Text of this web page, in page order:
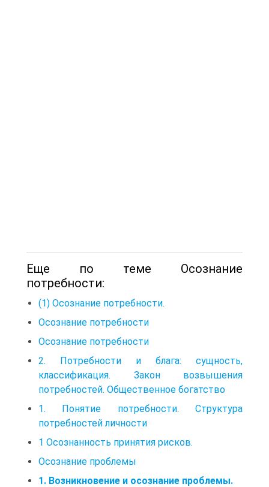
Еще по теме Осознание
потребности:
(1) Осознание потребности.
Осознание потребности
Осознание потребности
2. Потребности и блага: сущность,
классификация. Закон возвышения
потребностей. Общественное богатство
1. Понятие потребности. Структура
потребностей личности
1 Осознанность принятия рисков.
Осознание проблемы
1. Возникновение и осознание проблемы.